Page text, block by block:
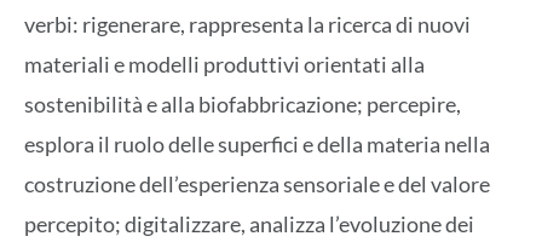
verbi: rigenerare, rappresenta la ricerca di nuovi
materiali e modelli produttivi orientati alla
sostenibilità e alla biofabbricazione; percepire,
esplora il ruolo delle superfici e della materia nella
costruzione dell’esperienza sensoriale e del valore
percepito; digitalizzare, analizza l’evoluzione dei